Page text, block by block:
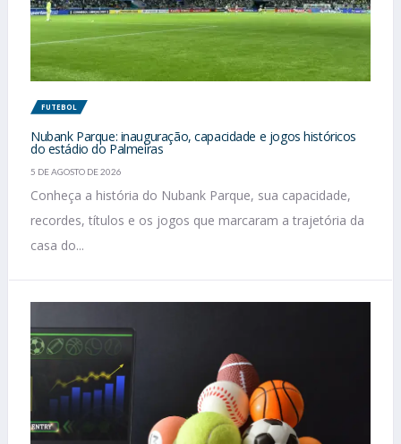
FUTEBOL
Nubank Parque: inauguração, capacidade e jogos históricos
do estádio do Palmeiras
5 DE AGOSTO DE 2026
Conheça a história do Nubank Parque, sua capacidade,
recordes, títulos e os jogos que marcaram a trajetória da
casa do...